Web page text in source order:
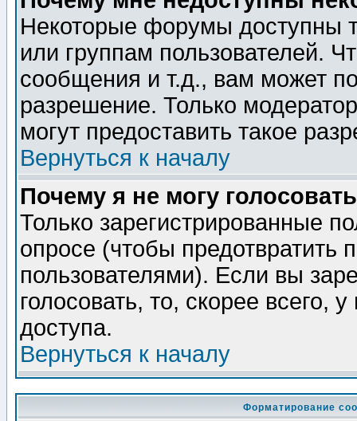
Некоторые форумы доступны
или группам пользователей.
сообщения и т.д., вам может
разрешение. Только
могут предоставить такое
Вернуться к началу
Почему я не могу
Только зарегистрированные
опросе (чтобы предотвратить
пользователями). Если вы
голосовать, то, скорее всего,
доступа.
Вернуться к началу
Форматирование